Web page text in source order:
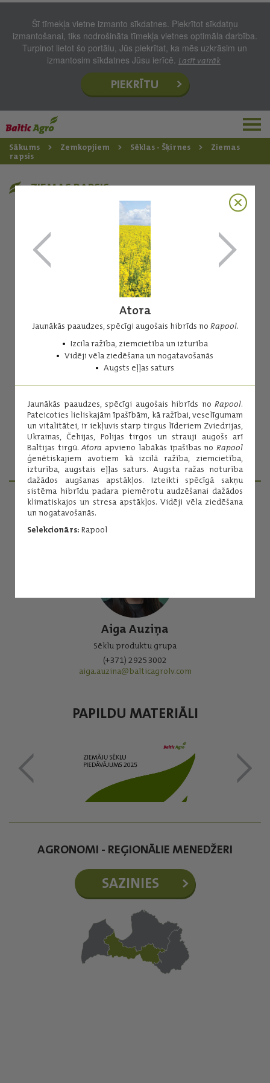
Šī tīmekļa vietne izmanto sīkdatnes. Piekrītot sīkdatņu
izmantošanai, tiks nodrošināta tīmekļa vietnes optimāla darbība.
Turpinot lietot šo portālu, Jūs piekrītat, ka mēs uzkrāsim un
izmantosim sīkdatnes Jūsu ierīcē. Lasīt vairāk
PIEKRĪTU
Sākums Zemkopjiem Sēklas - Šķirnes
Ziemas
rapsis
Atora
Jaunākās paaudzes, spēcīgi augošais hibrīds no Rapool.
Izcila ražība, ziemcietība un izturība
Vidēji vēla ziedēšana un nogatavošanās
Augsts eļļas saturs
Jaunākās paaudzes, spēcīgi augošais hibrīds no Rapool.
Pateicoties lieliskajām īpašībām, kā ražībai, veselīgumam
un vitalitātei, ir iekļuvis starp tirgus līderiem Zviedrijas,
Ukrainas, Čehijas, Polijas tirgos un strauji augošs arī
Baltijas tirgū.Atora apvieno labākās īpašības noRapool
ģenētiskajiem avotiem kā izcilā ražība, ziemcietība,
izturība, augstais eļļas saturs. Augsta ražas noturība
dažādos augšanas apstākļos. Izteikti spēcīgā sakņu
sistēma hibrīdu padara piemērotu audzēšanai dažādos
klimatiskajos un stresa apstākļos. Vidēji vēla ziedēšana
un nogatavošanās.
Selekcionārs: Rapool
ZIEMAS RAPSIS
Akilah
"Klimatu pārmaiņu hibrīds" ar stabilām un augstām ražām arī
Ļoti augsta augu veselība
Augsta ražība ar stabilu tās noturību
"Stay green" jeb zaļēšanas īpašību, kas dod lielāku
sausumizturību
Lasīt vairāk
PRODUKTU MENEDŽERI
Aiga Auziņa
Sēklu produktu grupa
(+371) 29253002
aiga.auzina@balticagrolv.com
PAPILDU MATERIĀLI
AGRONOMI - REĢIONĀLIE MENEDŽERI
SAZINIES